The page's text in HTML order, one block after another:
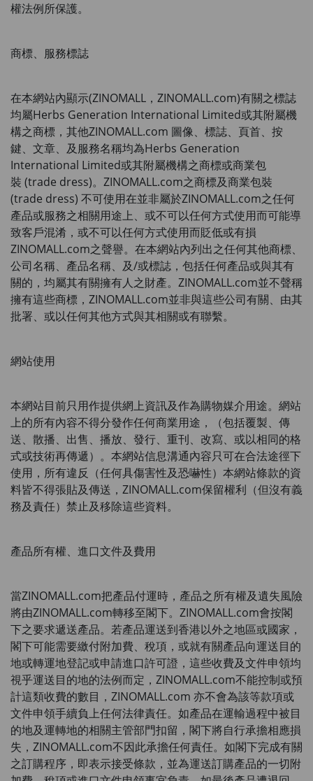
權法例所保護。
商標、服務標誌
在本網站內顯示(ZINOMALL ， ZINOMALL.com)有關之標誌
均屬Herbs Generation International Limited或其附屬機
構之商標，其他ZINOMALL.com 圖像、標誌、頁首、按
鍵、文章、及服務名稱均為Herbs Generation
International Limited或其附屬機構之商標或商業包
裝 (trade dress)。 ZINOMALL.com之商標及商業包裝
(trade dress) 不可使用在並非屬於ZINOMALL.com之任何
產品或服務之相關用途上、或不可以任何方式使用而可能導
致客戶混淆，或不可以任何方式使用而貶低或有損
ZINOMALL.com之聲譽。在本網站內列出之任何其他商標、
公司名稱、產品名稱、及/或標誌，包括任何產品或與其有
關的，均屬其有關擁有人之財產。 ZINOMALL.com並不聲稱
擁有這些商標， ZINOMALL.com並非與這些公司有關、由其
批署、或以任何其他方式與其相關或有聯繫。
網站使用
本網站目前只用作提供網上資訊及作為購物媒介用途。網站
上的所有內容不得分發作任何商業用途，（包括覆製、傳
送、散播、出售、播放、發行、重刊、改寫、或以相同的格
式或技術再傳遞）。本網站信息溝通內容只可在合法途徑下
使用，所有違反（任何具傷害性及恐嚇性）本網站條款的資
料皆不得張貼及傳送， ZINOMALL.com保留權利（但沒有義
務及責任）禁止及移除這些資料。
產品所有權、進口文件及費用
當ZINOMALL.com把產品付運時，產品之所有權及遺失風險
將由ZINOMALL.com轉移至閣下。 ZINOMALL.com會按閣
下之要求遞送產品。若產品運送到香港以外之地區或國家，
閣下可能需要繳付附加費、稅項，或就有關產品向運送目的
地或轉運地登記或申請進口許可證，這些收費及文件申領均
視乎運送目的地的法例而定， ZINOMALL.com不能控制或預
計這類收費的數目， ZINOMALL.com 亦不會為該等款項或
文件申領手續負上任何法律責任。如產品在運輸過程中被目
的地及運轉地的相關主管部門扣留，閣下將自行承擔相應損
失， ZINOMALL.com不因此承擔任何責任。如閣下完成有關
之訂購程序，即表示接受條款，並為運送訂購產品的一切附